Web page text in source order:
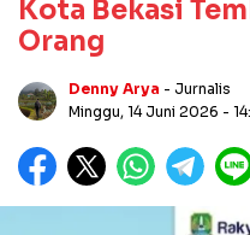
Kota Bekasi
Orang
Denny Arya - Jurnalis
Minggu, 14 Juni 2026 -